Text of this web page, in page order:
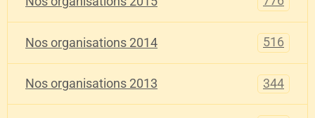
Nos organisations 2014 516
Nos organisations 2013 344